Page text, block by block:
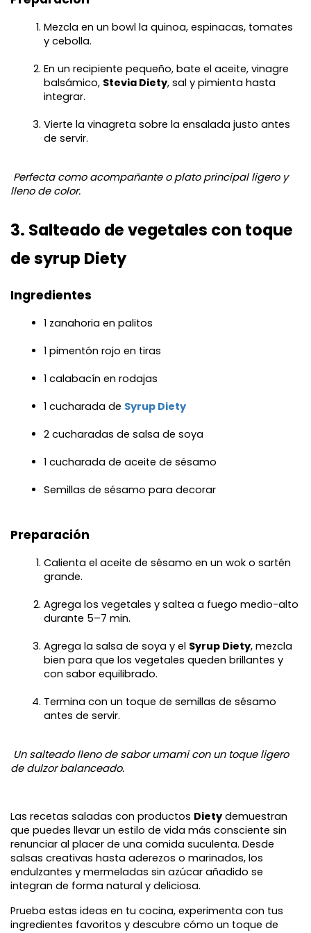
Mezcla en un bowl la quinoa, espinacas, tomates
y cebolla.
En un recipiente pequeño, bate el aceite, vinagre
balsámico, Stevia Diety, sal y pimienta hasta
integrar.
Vierte la vinagreta sobre la ensalada justo antes
de servir.
Perfecta como acompañante o plato principal ligero y
lleno de color.
3. Salteado de vegetales con toque
de syrup Diety
Ingredientes
1 zanahoria en palitos
1 pimentón rojo en tiras
1 calabacín en rodajas
1 cucharada de Syrup Diety
2 cucharadas de salsa de soya
1 cucharada de aceite de sésamo
Semillas de sésamo para decorar
Preparación
Calienta el aceite de sésamo en un wok o sartén
grande.
Agrega los vegetales y saltea a fuego medio-alto
durante 5–7 min.
Agrega la salsa de soya y el Syrup Diety, mezcla
bien para que los vegetales queden brillantes y
con sabor equilibrado.
Termina con un toque de semillas de sésamo
antes de servir.
Un salteado lleno de sabor umami con un toque ligero
de dulzor balanceado.
Las recetas saladas con productos Diety demuestran
que puedes llevar un estilo de vida más consciente sin
renunciar al placer de una comida suculenta. Desde
salsas creativas hasta aderezos o marinados, los
endulzantes y mermeladas sin azúcar añadido se
integran de forma natural y deliciosa.
Prueba estas ideas en tu cocina, experimenta con tus
ingredientes favoritos y descubre cómo un toque de